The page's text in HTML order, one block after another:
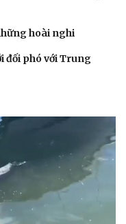
hoài nghi
đối phó với Trung